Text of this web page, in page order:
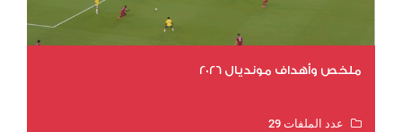
ملخص وأهداف مونديال 2026
عدد الملفات 29